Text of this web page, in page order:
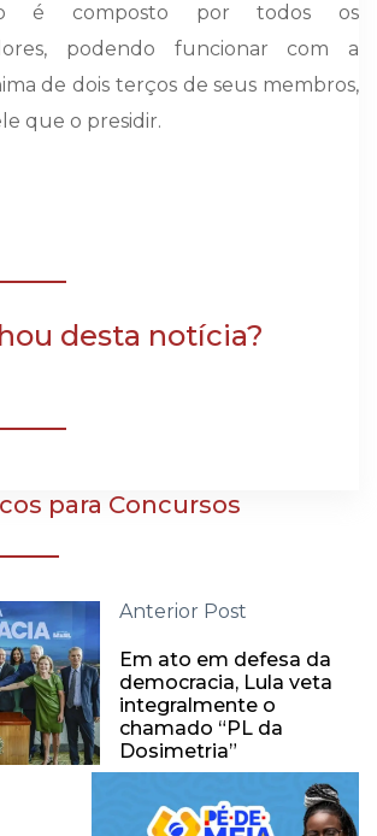
é composto por todos os
podendo funcionar com a
de dois terços de seus membros,
que o presidir.
desta notícia?
para Concursos
Anterior Post
Em ato em defesa da
democracia, Lula veta
integralmente o
chamado “PL da
Dosimetria”